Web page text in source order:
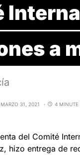
a
MARZO 31, 2021 4 MINUTE
del Comité
hizo entrega de